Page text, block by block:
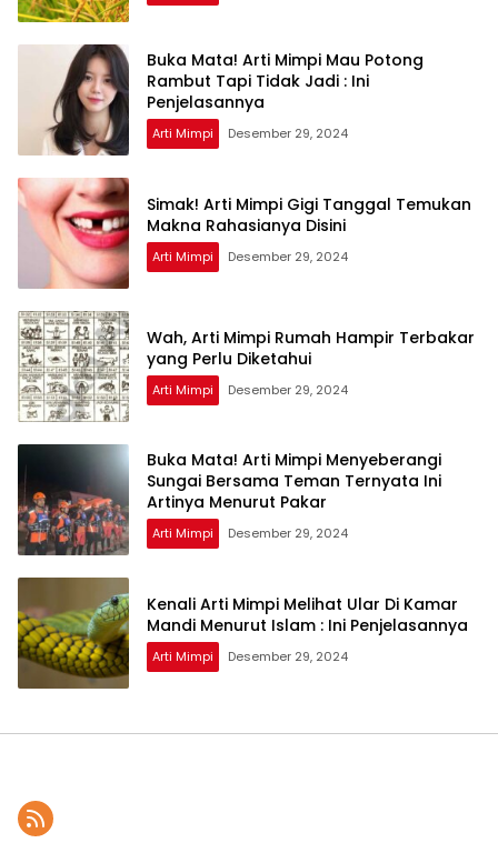
Buka Mata! Arti Mimpi Mau Potong
Rambut Tapi Tidak Jadi : Ini
Penjelasannya
Arti Mimpi Desember 29, 2024
Simak! Arti Mimpi Gigi Tanggal Temukan
Makna Rahasianya Disini
Arti Mimpi Desember 29, 2024
Wah, Arti Mimpi Rumah Hampir Terbakar
yang Perlu Diketahui
Arti Mimpi Desember 29, 2024
Buka Mata! Arti Mimpi Menyeberangi
Sungai Bersama Teman Ternyata Ini
Artinya Menurut Pakar
Arti Mimpi Desember 29, 2024
Kenali Arti Mimpi Melihat Ular Di Kamar
Mandi Menurut Islam : Ini Penjelasannya
Arti Mimpi Desember 29, 2024